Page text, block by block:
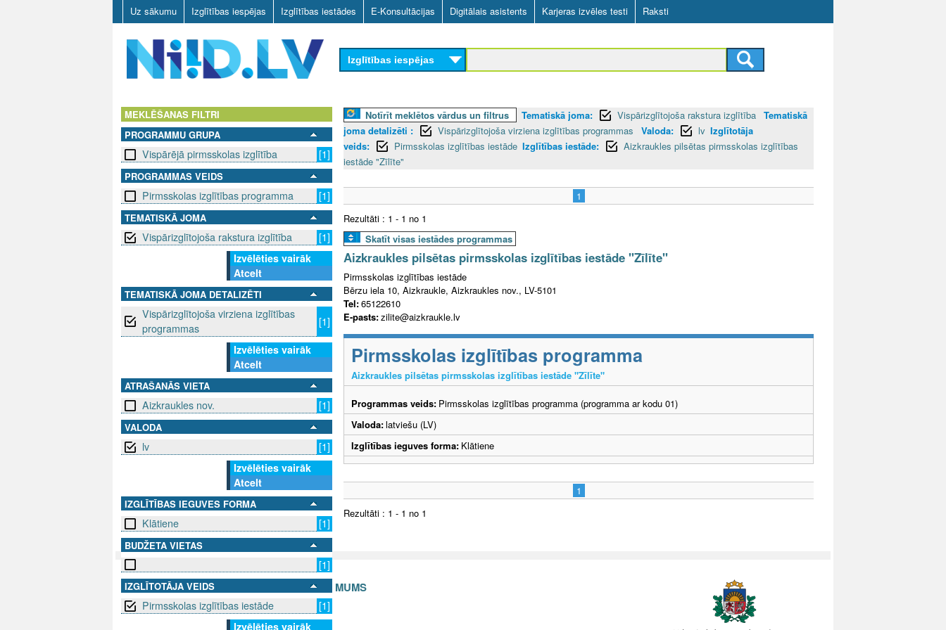
Skip
to
main
content
Uz sākumu Izglītības iespējas Izglītības iestādes E-Konsultācijas Digitālais asistents Karjeras izvēles testi Raksti
D
L
Izglītības iespējas
MEKLĒŠANAS FILTRI
PROGRAMMU GRUPA
Vispārējā pirmsskolas izglītība [1]
PROGRAMMAS VEIDS
Pirmsskolas izglītības programma [1]
TEMATISKĀ JOMA
Vispārizglītojoša rakstura izglītība
[1]
Izvēlēties vairāk
Atcelt
TEMATISKĀ JOMA DETALIZĒTI
Vispārizglītojoša virziena izglītības
programmas
[1]
Izvēlēties vairāk
Atcelt
ATRAŠANĀS VIETA
Aizkraukles nov. [1]
VALODA
lv
[1]
Izvēlēties vairāk
Atcelt
IZGLĪTĪBAS IEGUVES FORMA
Klātiene [1]
BUDŽETA VIETAS
[1]
IZGLĪTOTĀJA VEIDS
Pirmsskolas izglītības iestāde
[1]
Izvēlēties vairāk
Notīrīt meklētos vārdus un filtrus Tematiskā joma: Vispārizglītojoša rakstura izglītība Tematiskā
joma detalizēti :
Vispārizglītojoša virziena izglītības programmas Valoda: lv Izglītotāja
veids:
Pirmsskolas izglītības iestāde Izglītības iestāde:
Aizkraukles pilsētas pirmsskolas izglītības
iestāde "Zīlīte"
1
Rezultāti : 1 - 1 no 1
Skatīt visas iestādes programmas
Aizkraukles pilsētas pirmsskolas izglītības iestāde "Zīlīte"
Pirmsskolas izglītības iestāde
Bērzu iela 10, Aizkraukle, Aizkraukles nov., LV-5101
Tel:65122610
E-pasts:zilite@aizkraukle.lv
Pirmsskolas izglītības programma
Aizkraukles pilsētas pirmsskolas izglītības iestāde "Zīlīte"
Programmas veids: Pirmsskolas izglītības programma (programma ar kodu 01)
Valoda:latviešu (LV)
Izglītības ieguves forma: Klātiene
1
Rezultāti : 1 - 1 no 1
SEKO MUMS SAZINIES AR MUMS
info@niid.lv